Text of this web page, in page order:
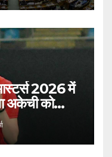
2026 में
अकेची को